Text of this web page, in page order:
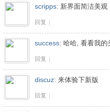
scripps: 新界面简洁美观
回复
success: 哈哈, 看看我的
回复
discuz: 来体验下新版
回复